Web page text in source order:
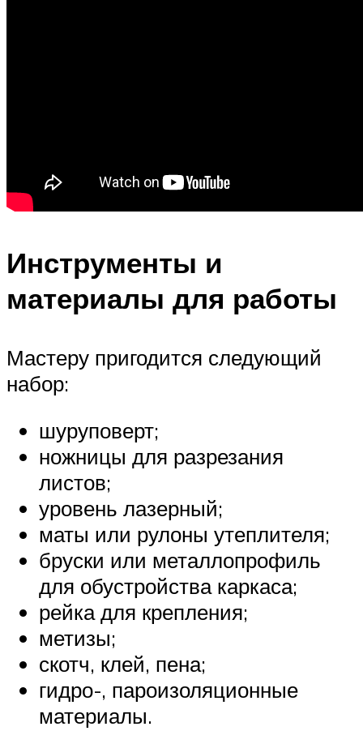
Инструменты и
материалы для работы
Мастеру пригодится следующий
набор:
шуруповерт;
ножницы для разрезания
листов;
уровень лазерный;
маты или рулоны утеплителя;
бруски или металлопрофиль
для обустройства каркаса;
рейка для крепления;
метизы;
скотч, клей, пена;
гидро-, пароизоляционные
материалы.